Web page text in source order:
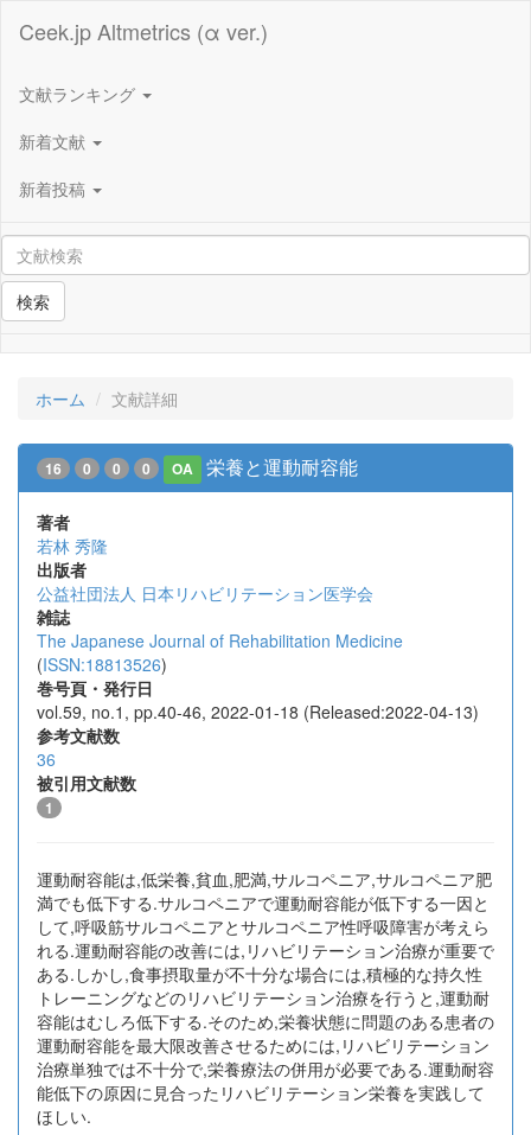
Ceek.jp Altmetrics (α ver.)
文献ランキング
新着文献
新着投稿
検索
ホーム 文献詳細
16 0 0 0 OA 栄養と運動耐容能
著者
若林 秀隆
出版者
公益社団法人 日本リハビリテーション医学会
雑誌
The Japanese Journal of Rehabilitation Medicine
(ISSN:18813526)
巻号頁・発行日
vol.59, no.1, pp.40-46, 2022-01-18 (Released:2022-04-13)
参考文献数
36
被引用文献数
1
運動耐容能は,低栄養,貧血,肥満,サルコペニア,サルコペニア肥
満でも低下する.サルコペニアで運動耐容能が低下する一因と
して,呼吸筋サルコペニアとサルコペニア性呼吸障害が考えら
れる.運動耐容能の改善には,リハビリテーション治療が重要で
ある.しかし,食事摂取量が不十分な場合には,積極的な持久性
トレーニングなどのリハビリテーション治療を行うと,運動耐
容能はむしろ低下する.そのため,栄養状態に問題のある患者の
運動耐容能を最大限改善させるためには,リハビリテーション
治療単独では不十分で,栄養療法の併用が必要である.運動耐容
能低下の原因に見合ったリハビリテーション栄養を実践して
ほしい.